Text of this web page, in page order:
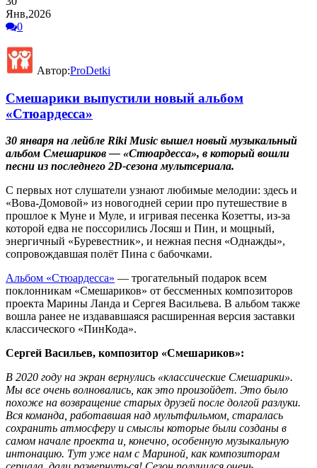
Янв,2026
0
Автор:ProDetki
Смешарики выпустили новый альбом
«Стюардесса»
30 января на лейбле Riki Music вышел новый музыкальный
альбом Смешариков — «Стюардесса», в который вошли
песни из последнего 2D-сезона мультсериала.
С первых нот слушатели узнают любимые мелодии: здесь и
«Вова-Домовой» из новогодней серии про путешествие в
прошлое к Муне и Муле, и игривая песенка Козетты, из-за
которой едва не поссорились Лосяш и Пин, и мощный,
энергичный «Буревестник», и нежная песня «Однажды»,
сопровождавшая полёт Пина с бабочками.
Альбом «Стюардесса» — трогательный подарок всем
поклонникам «Смешариков» от бессменных композиторов
проекта Марины Ланда и Сергея Васильева. В альбом также
вошла ранее не издававшаяся расширенная версия заставки
классического «ПинКода».
Сергей Васильев, композитор «Смешариков»:
В 2020 году на экран вернулись «классические Смешарики».
Мы все очень волновались, как это произойдет. Это было
похоже на возвращение старых друзей после долгой разлуки.
Вся команда, работавшая над мультфильмом, старалась
сохранить атмосферу и смыслы которые были созданы в
самом начале проекта и, конечно, особенную музыкальную
интонацию. Тут уже нам с Мариной, как композиторам